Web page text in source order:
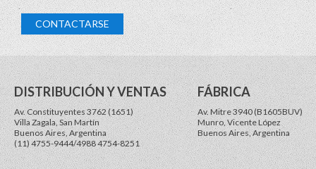
CONTACTARSE
DISTRIBUCIÓN Y VENTAS
Av. Constituyentes 3762 (1651)
Villa Zagala, San Martín
Buenos Aires, Argentina
(11) 4755-9444/4988 4754-8251
FÁBRICA
Av. Mitre 3940 (B1605BUV)
Munro, Vicente López
Buenos Aires, Argentina